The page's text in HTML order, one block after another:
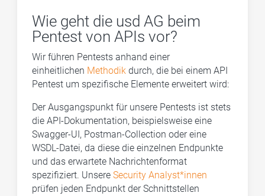
Wie geht die usd AG beim
Pentest von APIs vor?
Wir führen Pentests anhand einer
einheitlichen Methodik durch, die bei einem API
Pentest um spezifische Elemente erweitert wird:
Der Ausgangspunkt für unsere Pentests ist stets
die API-Dokumentation, beispielsweise eine
Swagger-UI, Postman-Collection oder eine
WSDL-Datei, da diese die einzelnen Endpunkte
und das erwartete Nachrichtenformat
spezifiziert. UnsereSecurity Analyst*innen
prüfen jeden Endpunkt der Schnittstellen